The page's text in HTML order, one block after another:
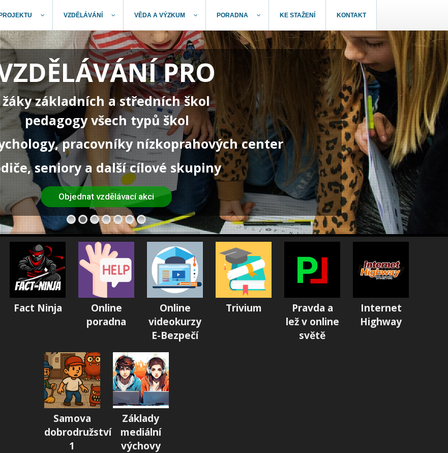
VZDĚLÁVÁNÍ VĚDA A VÝZKUM PORADNA KE STAŽENÍ KONTAKT
PRO
žáky základních a středních škol
pedagogy všech typů škol
pracovníky nízkoprahových center
seniory a další cílové skupiny
Objednat vzdělávací akci
Fact Ninja
Online
poradna
Online
videokurzy
E-Bezpečí
Trivium
Pravda a
lež v online
světě
Internet
Highway
Samova
dobrodružství
1
Základy
mediální
výchovy